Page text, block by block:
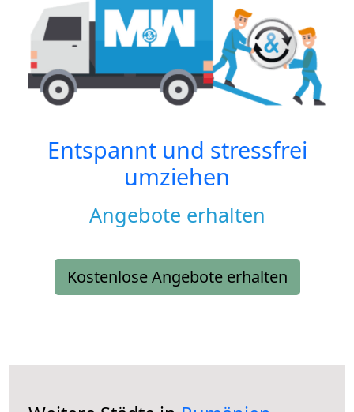
Entspannt und stressfrei
umziehen
Angebote erhalten
Kostenlose Angebote erhalten